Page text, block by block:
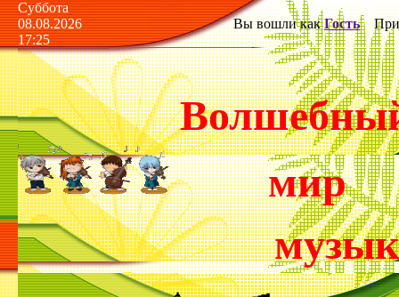
Суббота
08.08.2026
17:25
Вы вошли как Гость
мир